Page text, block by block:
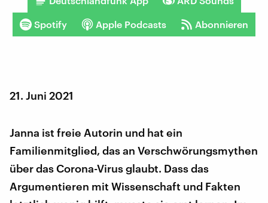
Spotify Apple Podcasts Abonnieren
21. Juni 2021
Janna ist freie Autorin und hat ein
Familienmitglied, das an Verschwörungsmythen
über das Corona-Virus glaubt. Dass das
Argumentieren mit Wissenschaft und Fakten